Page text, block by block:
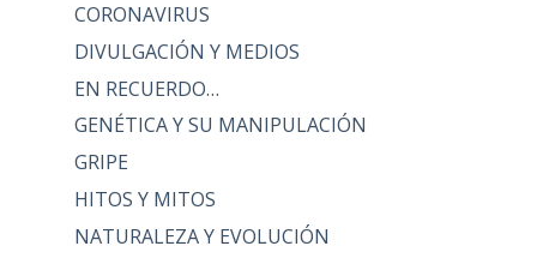
CORONAVIRUS
DIVULGACIÓN Y MEDIOS
EN RECUERDO…
GENÉTICA Y SU MANIPULACIÓN
GRIPE
HITOS Y MITOS
NATURALEZA Y EVOLUCIÓN